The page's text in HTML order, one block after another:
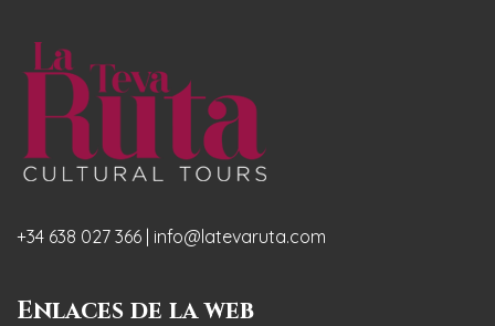
+34 638 027 366 | info@latevaruta.com
Enlaces de la web